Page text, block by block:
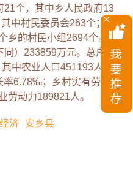
21个，其中乡人民政府13
中村民委员会263个；村
乡的村民小组2694个。社
同）233859万元。总户数
中农业人口451193人；人
率6.78‰；乡村实有劳动力
劳动力189821人。
济 安乡县